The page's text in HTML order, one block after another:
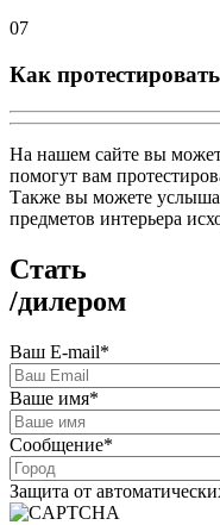
07
Как
На нашем сайте вы
помогут вам
Также вы можете
предметов интерьера
Стать
/дилером
Ваш E-mail*
Ваше имя*
Сообщение*
Защита от